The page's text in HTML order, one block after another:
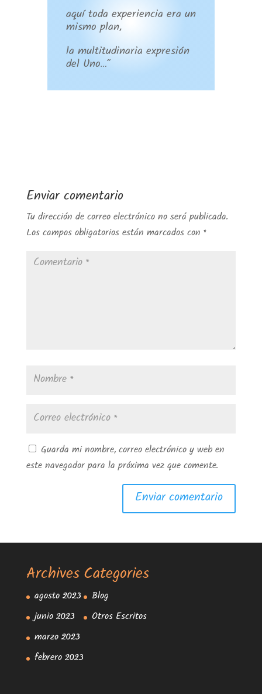
aquí toda experiencia era un
mismo plan,
la multitudinaria expresión
del Uno…”
Enviar comentario
Tu dirección de correo electrónico no será publicada.
Los campos obligatorios están marcados con *
Guarda mi nombre, correo electrónico y web en
este navegador para la próxima vez que comente.
Archives
agosto 2023
junio 2023
marzo 2023
febrero 2023
Categories
Blog
Otros Escritos